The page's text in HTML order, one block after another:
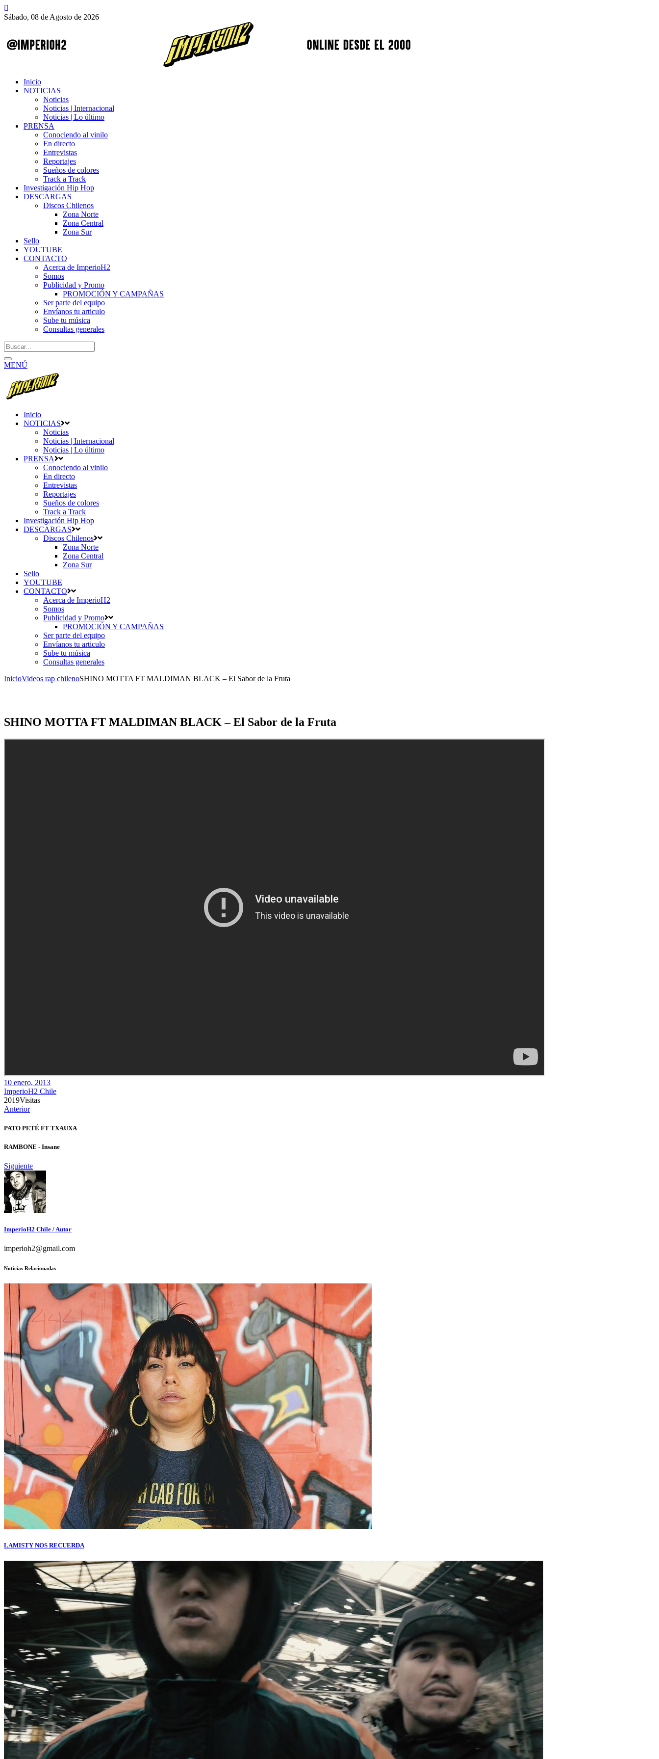
Sábado, 08 de Agosto de 2026
Inicio
NOTICIAS
Noticias
Noticias | Internacional
Noticias | Lo último
PRENSA
Conociendo al vinilo
En directo
Entrevistas
Reportajes
Sueños de colores
Track a Track
Investigación Hip Hop
DESCARGAS
Discos Chilenos
Zona Norte
Zona Central
Zona Sur
Sello
YOUTUBE
CONTACTO
Acerca de ImperioH2
Somos
Publicidad y Promo
PROMOCIÓN Y CAMPAÑAS
Ser parte del equipo
Envíanos tu articulo
Sube tu música
Consultas generales
MENÚ
Inicio
NOTICIAS
Noticias
Noticias | Internacional
Noticias | Lo último
PRENSA
Conociendo al vinilo
En directo
Entrevistas
Reportajes
Sueños de colores
Track a Track
Investigación Hip Hop
DESCARGAS
Discos Chilenos
Zona Norte
Zona Central
Zona Sur
Sello
YOUTUBE
CONTACTO
Acerca de ImperioH2
Somos
Publicidad y Promo
PROMOCIÓN Y CAMPAÑAS
Ser parte del equipo
Envíanos tu articulo
Sube tu música
Consultas generales
InicioVideos rap chilenoSHINO MOTTA FT MALDIMAN BLACK – El Sabor de la Fruta
SHINO MOTTA FT MALDIMAN BLACK – El Sabor de la Fruta
10 enero, 2013
ImperioH2 Chile
2019Visitas
Anterior
PATO PETÉ FT TXAUXA
RAMBONE - Insane
Siguiente
ImperioH2 Chile / Autor
imperioh2@gmail.com
Noticias Relacionadas
LAMISTY NOS RECUERDA